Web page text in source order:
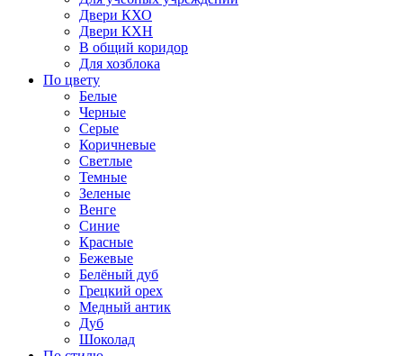
Двери КХО
Двери КХН
В общий коридор
Для хозблока
По цвету
Белые
Черные
Серые
Коричневые
Светлые
Темные
Зеленые
Венге
Синие
Красные
Бежевые
Белёный дуб
Грецкий орех
Медный антик
Дуб
Шоколад